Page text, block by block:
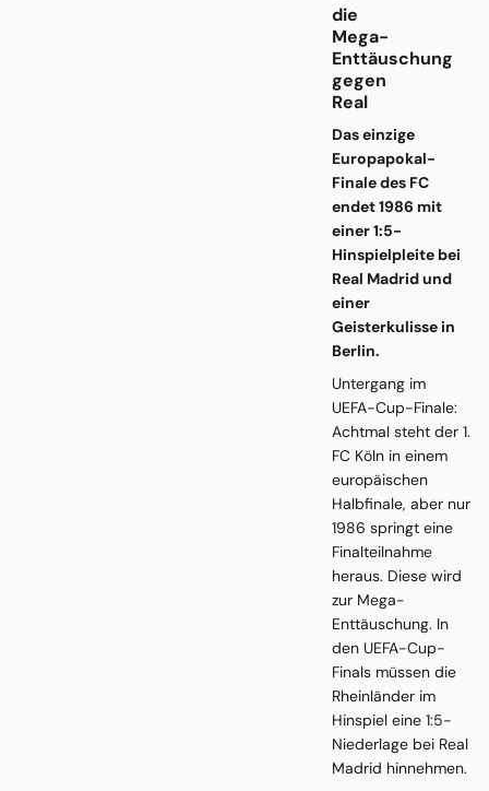
die
Mega-
Enttäuschung
gegen
Real
Das einzige
Europapokal-
Finale des FC
endet 1986 mit
einer 1:5-
Hinspielpleite bei
Real Madrid und
einer
Geisterkulisse in
Berlin.
Untergang im
UEFA-Cup-Finale:
Achtmal steht der 1.
FC Köln in einem
europäischen
Halbfinale, aber nur
1986 springt eine
Finalteilnahme
heraus. Diese wird
zur Mega-
Enttäuschung. In
den UEFA-Cup-
Finals müssen die
Rheinländer im
Hinspiel eine 1:5-
Niederlage bei Real
Madrid hinnehmen.